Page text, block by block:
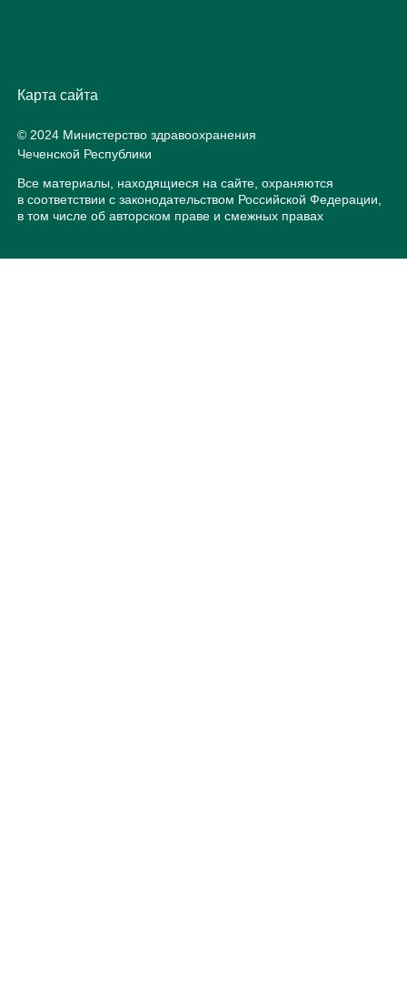
Карта сайта
Все материалы, находящиеся на сайте, охраняются
в соответствии с законодательством Российской Федерации,
в том числе об авторском праве и смежных правах
© 2024 Министерство здравоохранения
Чеченской Республики